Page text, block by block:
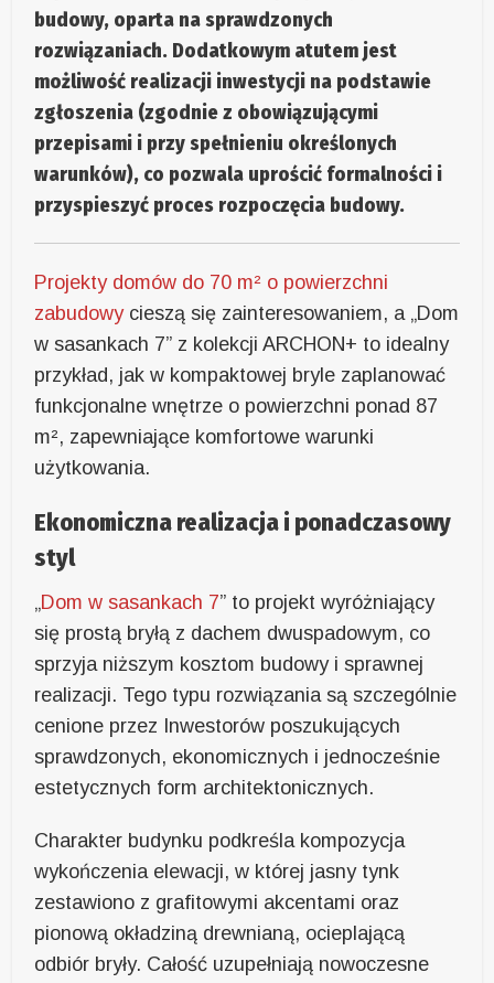
budowy, oparta na sprawdzonych
rozwiązaniach. Dodatkowym atutem jest
możliwość realizacji inwestycji na podstawie
zgłoszenia (zgodnie z obowiązującymi
przepisami i przy spełnieniu określonych
warunków), co pozwala uprościć formalności i
przyspieszyć proces rozpoczęcia budowy.
Projekty domów do 70 m² o powierzchni
zabudowycieszą się zainteresowaniem, a „Dom
w sasankach 7” z kolekcji ARCHON+ to idealny
przykład, jak w kompaktowej bryle zaplanować
funkcjonalne wnętrze o powierzchni ponad 87
m², zapewniające komfortowe warunki
użytkowania.
Ekonomicznarealizacja i ponadczasowy
styl
„Dom w sasankach 7” to projekt wyróżniający
się prostą bryłą z dachem dwuspadowym, co
sprzyja niższym kosztom budowy i sprawnej
realizacji. Tego typu rozwiązania są szczególnie
cenione przez Inwestorów poszukujących
sprawdzonych, ekonomicznych i jednocześnie
estetycznych form architektonicznych.
Charakter budynku podkreśla kompozycja
wykończenia elewacji, w której jasny tynk
zestawiono z grafitowymi akcentami oraz
pionową okładziną drewnianą, ocieplającą
odbiór bryły. Całość uzupełniają nowoczesne